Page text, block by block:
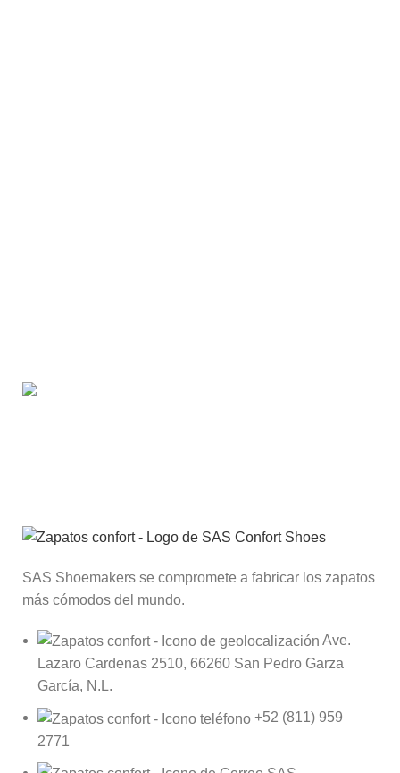
SAS Shoemakers se compromete a fabricar los zapatos
más cómodos del mundo.
Ave.
Lazaro Cardenas 2510, 66260 San Pedro Garza
García, N.L.
+52 (811) 959
2771